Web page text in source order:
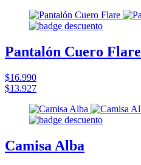
Pantalón Cuero Flare
$16.990
$13.927
Camisa Alba